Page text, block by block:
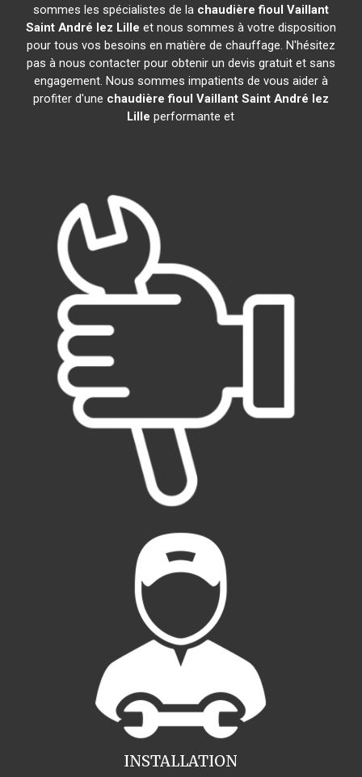
sommes les spécialistes de la chaudière fioul Vaillant
Saint André lez Lille et nous sommes à votre disposition
pour tous vos besoins en matière de chauffage. N'hésitez
pas à nous contacter pour obtenir un devis gratuit et sans
engagement. Nous sommes impatients de vous aider à
profiter d'une chaudière fioul Vaillant Saint André lez
Lille performante et
INSTALLATION